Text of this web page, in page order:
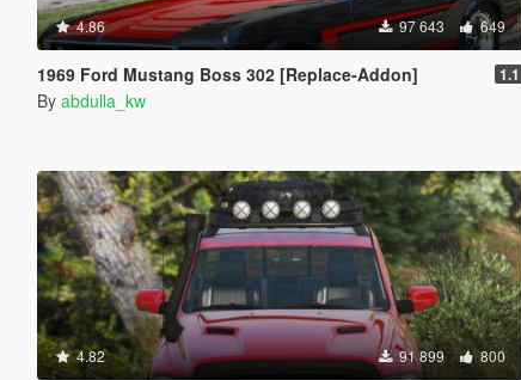
4.86 97 643 649
1969 Ford Mustang Boss 302 [Replace-Addon] 1.1
By abdulla_kw
4.82 91 899 800